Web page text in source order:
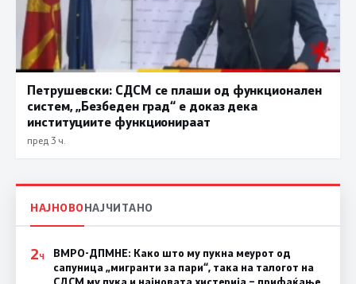
Петрушевски: СДСМ се плаши од функционален
систем, „Безбеден град“ е доказ дека
институциите функционираат
пред 3 ч.
НАЈНОВОНАЈЧИТАНО
2Ч
ВМРО-ДПМНЕ: Како што му пукна меурот од
сапуница „мигранти за пари“, така на талогот на